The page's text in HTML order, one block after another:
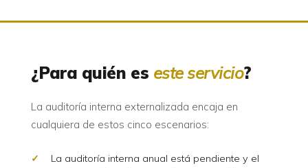
¿Para quién es este servicio?
La auditoría interna externalizada encaja en
cualquiera de estos cinco escenarios:
La auditoría interna anual está pendiente y el